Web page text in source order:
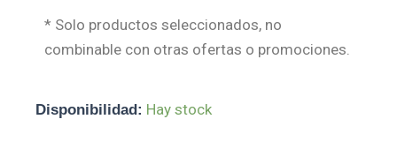
* Solo productos seleccionados, no
combinable con otras ofertas o promociones.
Disponibilidad: Hay stock
Buzzer